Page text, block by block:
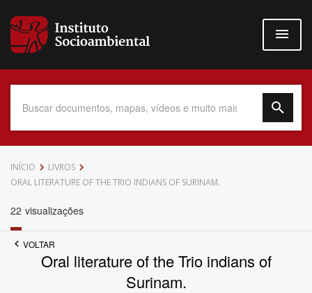
para
conteúdo
Data do Documento
Até
INÍCIO
LIVROS
ORAL LITERATURE OF THE TRIO INDIANS OF SURINAM.
22 visualizações
VOLTAR
Oral literature of the Trio indians of
Surinam.